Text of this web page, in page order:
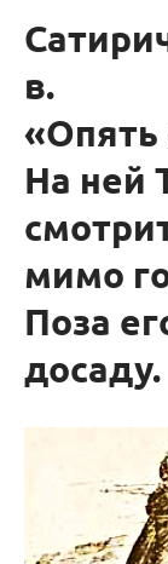
в.
«Опять
На ней
мимо
Поза
досаду.